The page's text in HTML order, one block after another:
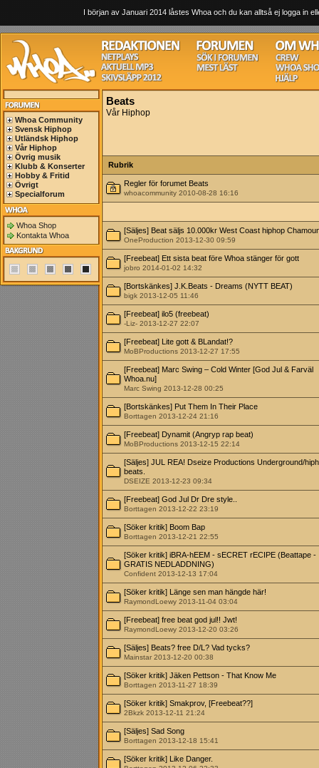
I början av Januari 2014 låstes Whoa och du kan alltså ej logga in
Whoa Community
Svensk Hiphop
Utländsk Hiphop
Vår Hiphop
Övrig musik
Klubb & Konserter
Hobby & Fritid
Övrigt
Specialforum
Whoa Shop
Kontakta Whoa
Beats
Vår Hiphop
Rubrik
Regler för forumet Beats
whoacommunity 2010-08-28 16:16
[Säljes] Beat säljs 10.000kr West Coast hiphop
OneProduction 2013-12-30 09:59
[Freebeat] Ett sista beat före Whoa stänger för gott
jobro 2014-01-02 14:32
[Bortskänkes] J.K.Beats - Dreams (NYTT BEAT)
bigk 2013-12-05 11:46
[Freebeat] ilo5 (freebeat)
-Liz- 2013-12-27 22:07
[Freebeat] Lite gott & BLandat!?
MoBProductions 2013-12-27 17:55
[Freebeat] Marc Swing – Cold Winter [God Jul & Farväl
Whoa.nu]
Marc Swing 2013-12-28 00:25
[Bortskänkes] Put Them In Their Place
Borttagen 2013-12-24 21:16
[Freebeat] Dynamit (Angryp rap beat)
MoBProductions 2013-12-15 22:14
[Säljes] JUL REA! Dseize Productions Underground/
beats.
DSEIZE 2013-12-23 09:34
[Freebeat] God Jul Dr Dre style..
Borttagen 2013-12-22 23:19
[Söker kritik] Boom Bap
Borttagen 2013-12-21 22:55
[Söker kritik] iBRA-hEEM - sECRET rECIPE (Beattape -
GRATIS NEDLADDNING)
Confident 2013-12-13 17:04
[Söker kritik] Länge sen man hängde här!
RaymondLoewy 2013-11-04 03:04
[Freebeat] free beat god jul!! Jwt!
RaymondLoewy 2013-12-20 03:26
[Säljes] Beats? free D/L? Vad tycks?
Mainstar 2013-12-20 00:38
[Söker kritik] Jäken Pettson - That Know Me
Borttagen 2013-11-27 18:39
[Söker kritik] Smakprov, [Freebeat??]
2Bkzk 2013-12-11 21:24
[Säljes] Sad Song
Borttagen 2013-12-18 15:41
[Söker kritik] Like Danger.